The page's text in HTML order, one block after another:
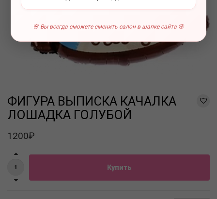
🌸 Вы всегда сможете сменить салон в шапке сайта 🌸
ФИГУРА ВЫПИСКА КАЧАЛКА
ЛОШАДКА ГОЛУБОЙ
1200₽
Купить